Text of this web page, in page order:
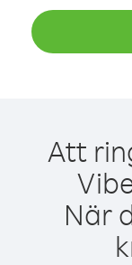
Att
När